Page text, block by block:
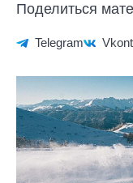
Поделиться
Telegram